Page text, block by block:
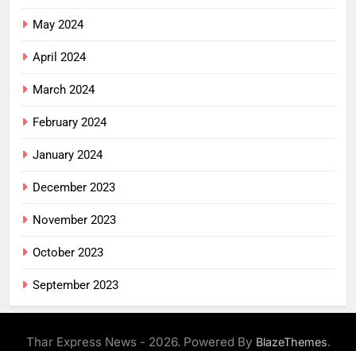
May 2024
April 2024
March 2024
February 2024
January 2024
December 2023
November 2023
October 2023
September 2023
Thar Express News - 2026. Powered By BlazeThemes.